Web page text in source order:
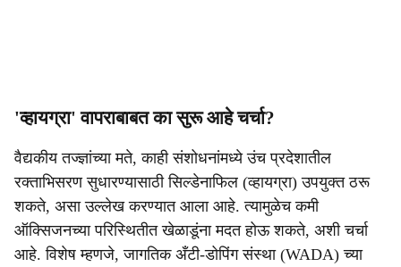
'व्हायग्रा' वापराबाबत का सुरू आहे चर्चा?
वैद्यकीय तज्ज्ञांच्या मते, काही संशोधनांमध्ये उंच प्रदेशातील
रक्ताभिसरण सुधारण्यासाठी सिल्डेनाफिल (व्हायग्रा) उपयुक्त ठरू
शकते, असा उल्लेख करण्यात आला आहे. त्यामुळेच कमी
ऑक्सिजनच्या परिस्थितीत खेळाडूंना मदत होऊ शकते, अशी चर्चा
आहे. विशेष म्हणजे, जागतिक अँटी-डोपिंग संस्था (WADA) च्या